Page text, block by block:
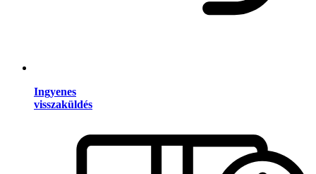
Ingyenes
visszaküldés